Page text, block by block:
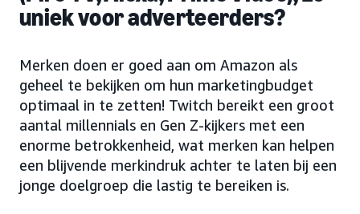
uniek voor adverteerders?
Merken doen er goed aan om Amazon als
geheel te bekijken om hun marketingbudget
optimaal in te zetten! Twitch bereikt een groot
aantal millennials en Gen Z-kijkers met een
enorme betrokkenheid, wat merken kan helpen
een blijvende merkindruk achter te laten bij een
jonge doelgroep die lastig te bereiken is.